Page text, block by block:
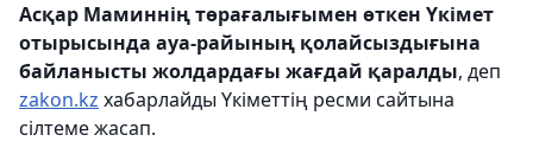
Асқар Маминнің төрағалығымен өткен Үкімет
отырысында ауа-райының қолайсыздығына
байланысты жолдардағы жағдай қаралды, деп
zakon.kz хабарлайды Үкіметтің ресми сайтына
сілтеме жасап.